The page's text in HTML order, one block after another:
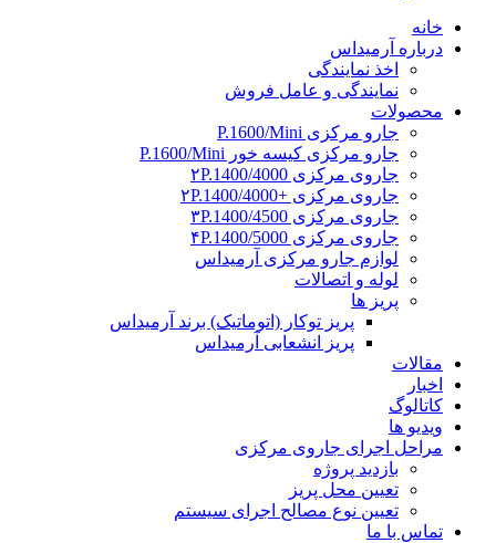
خانه
درباره آرمیداس
اخذ نمایندگی
نمایندگی و عامل فروش
محصولات
جارو مرکزی P.1600/Mini
جارو مرکزی کیسه خور P.1600/Mini
جاروی مرکزی ۲P.1400/4000
جاروی مرکزی +۲P.1400/4000
جاروی مرکزی ۳P.1400/4500
جاروی مرکزی ۴P.1400/5000
لوازم جارو مرکزی آرمیداس
لوله و اتصالات
پریز ها
پریز توکار (اتوماتیک) برند آرمیداس
پریز انشعابی آرمیداس
مقالات
اخبار
کاتالوگ
ویدیو ها
مراحل اجرای جاروی مرکزی
بازدید پروژه
تعیین محل پریز
تعیین نوع مصالح اجرای سیستم
تماس با ما